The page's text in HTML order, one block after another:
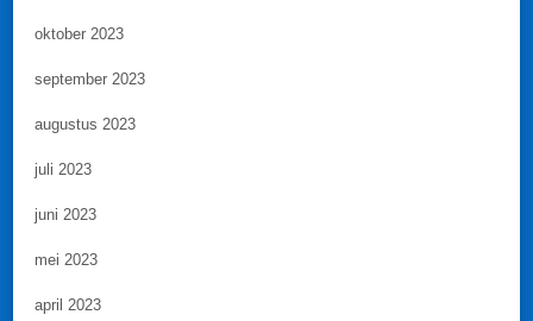
oktober 2023
september 2023
augustus 2023
juli 2023
juni 2023
mei 2023
april 2023